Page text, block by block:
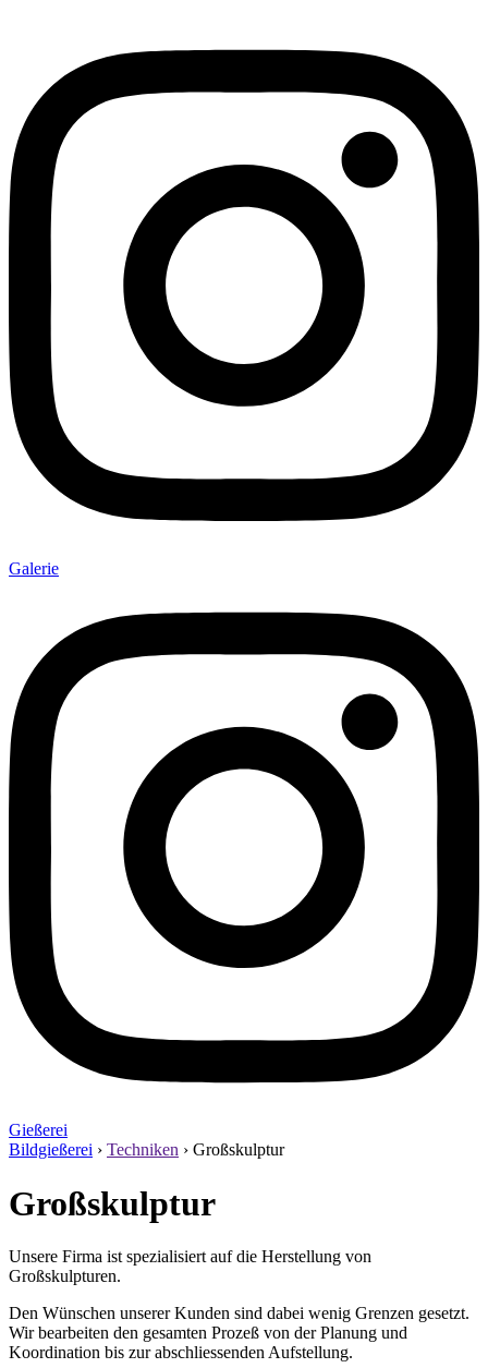
Galerie
Gießerei
Bildgießerei › Techniken › Großskulptur
Großskulptur
Unsere Firma ist spezialisiert auf die Herstellung von
Großskulpturen.
Den Wünschen unserer Kunden sind dabei wenig Grenzen gesetzt.
Wir bearbeiten den gesamten Prozeß von der Planung und
Koordination bis zur abschliessenden Aufstellung.